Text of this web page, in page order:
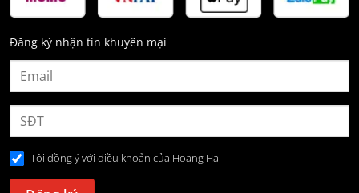
Đăng ký nhận tin khuyến mại
Tôi đồng ý với điều khoản của Hoang Hai